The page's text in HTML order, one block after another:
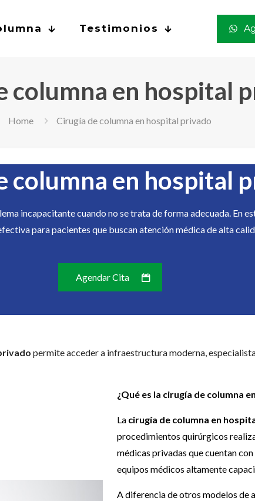
Testimonios
columna en hospital
Home Cirugía de columna en hospital privado
columna en hospital
incapacitante cuando no se trata de forma adecuada. En
para pacientes que buscan atención médica de alta
Agendar Cita
permite acceder a infraestructura moderna,
¿Qué es la cirugía de columna
La cirugía de columna en
procedimientos quirúrgicos
médicas privadas que cuentan
equipos médicos altamente
A diferencia de otros modelos de